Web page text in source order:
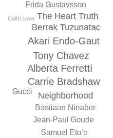
Tony Chavez
Alberta Ferretti
Akari Endo-Gaut
Carrie Bradshaw
Berrak Tuzunatac
Neighborhood
The Heart Truth
Bastiaan Ninaber
Frida Gustavsson
Jean-Paul Goude
Samuel Eto’o
Gucci
Call It Love